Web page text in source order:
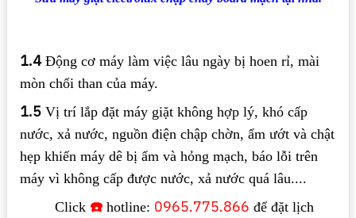
1.4Động cơ máy làm việc lâu ngày bị hoen rỉ, mài
mòn chổi than của máy.
1.5 Vị trí lắp đặt máy giặt không hợp lý, khó cấp
nước, xả nước, nguồn điện chập chờn, ẩm ướt và chật
hẹp khiến máy dê bị ẩm và hỏng mạch, báo lỗi trên
máy vì không cấp được nước, xả nước quá lâu....
Click ☎️hotline: 0965.775.866 để đặt lịch